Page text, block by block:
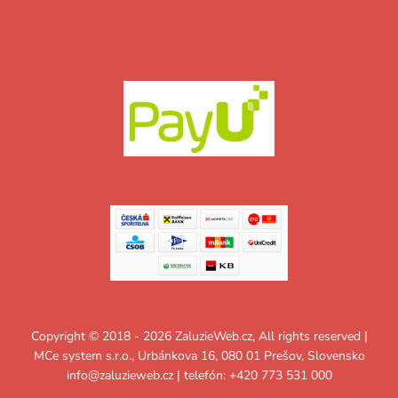
Copyright © 2018 - 2026 ZaluzieWeb.cz, All rights reserved |
MCe system s.r.o., Urbánkova 16, 080 01 Prešov, Slovensko
info@zaluzieweb.cz| telefón: +420 773 531 000